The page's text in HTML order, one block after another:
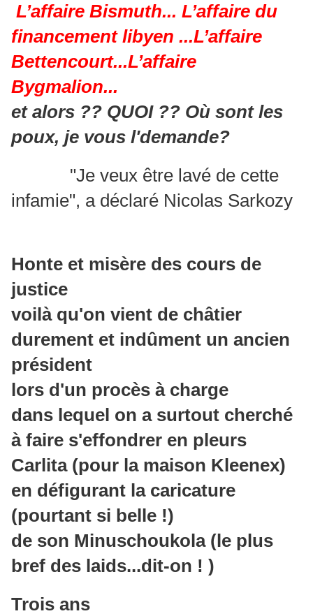
L’affaire Bismuth... L’affaire du
financement libyen ...L’affaire
Bettencourt...L’affaire
Bygmalion...
et alors ?? QUOI ?? Où sont les
poux, je vous l'demande?
"Je veux être lavé de cette
infamie", a déclaré Nicolas Sarkozy
Honte et misère des cours de
justice
voilà qu'on vient de châtier
durement et indûment un ancien
président
lors d'un procès à charge
dans lequel on a surtout cherché
à faire s'effondrer en pleurs
Carlita (pour la maison Kleenex)
en défigurant la caricature
(pourtant si belle !)
de son Minuschoukola (le plus
bref des laids...dit-on ! )
Trois ans